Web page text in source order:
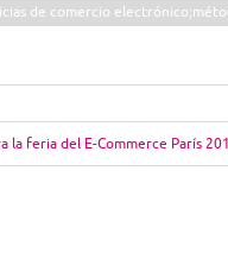
de comercio
la feria del E-Commerce París